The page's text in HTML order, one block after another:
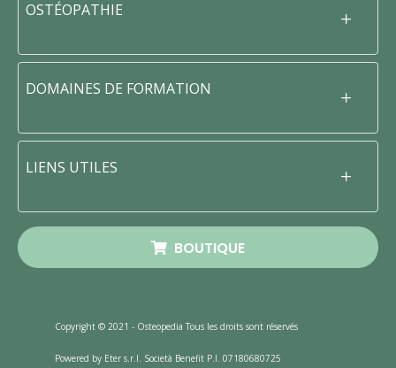
OSTÉOPATHIE
DOMAINES DE FORMATION
LIENS UTILES
BOUTIQUE
Copyright © 2021 - Osteopedia Tous les droits sont réservés
Powered by Eter s.r.l. Società Benefit P.I. 07180680725